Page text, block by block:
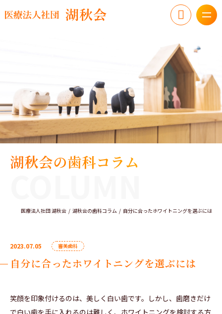
湖秋会の歯科コラム
医療法人社団 湖秋会 湖秋会の歯科コラム 自分に合ったホワイトニングを選ぶには
2023.07.05 審美歯科
自分に合ったホワイトニングを選ぶには
笑顔を印象付けるのは、美しく白い歯です。しかし、歯磨きだけ